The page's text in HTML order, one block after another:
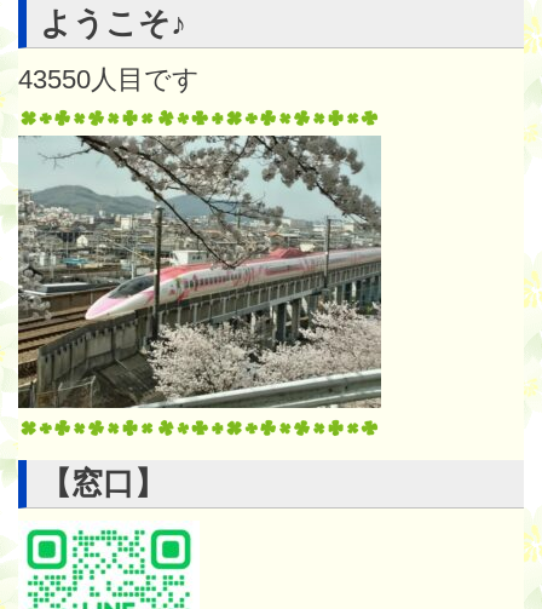
ようこそ♪
43550 人目です
【窓口】